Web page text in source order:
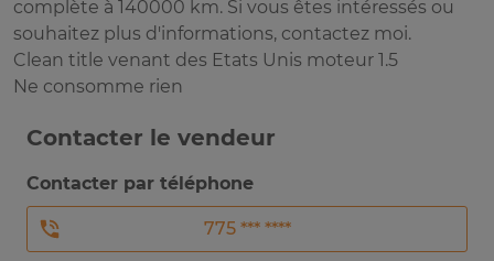
complète à 140000 km. Si vous êtes intéressés ou
souhaitez plus d'informations, contactez moi.
Clean title venant des Etats Unis moteur 1.5
Ne consomme rien
Contacter le vendeur
Contacter par téléphone
775 *** ****